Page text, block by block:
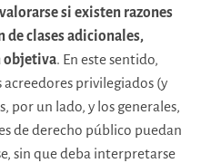
si existen razones
clases adicionales,
objetiva. En este sentido,
privilegiados (y
por un lado, y los generales,
de derecho público puedan
sin que deba interpretarse